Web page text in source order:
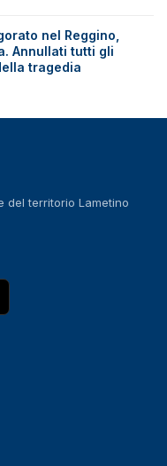
nel Reggino,
Annullati tutti gli
tragedia
del territorio Lametino